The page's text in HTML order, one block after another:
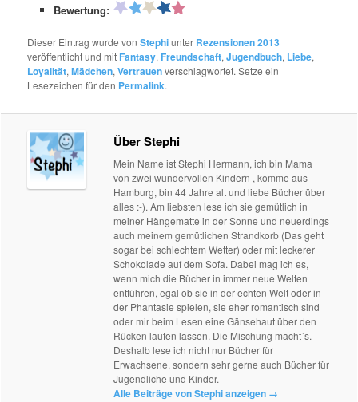
Bewertung:
Dieser Eintrag wurde vonStephiunter Rezensionen 2013
veröffentlicht und mit Fantasy, Freundschaft,Jugendbuch, Liebe,
Loyalität,Mädchen,Vertrauenverschlagwortet. Setze ein
Lesezeichen für den Permalink.
Über Stephi
Mein Name ist Stephi Hermann, ich bin Mama
von zwei wundervollen Kindern , komme aus
Hamburg, bin 44 Jahre alt und liebe Bücher über
alles :-). Am liebsten lese ich sie gemütlich in
meiner Hängematte in der Sonne und neuerdings
auch meinem gemütlichen Strandkorb (Das geht
sogar bei schlechtem Wetter) oder mit leckerer
Schokolade auf dem Sofa. Dabei mag ich es,
wenn mich die Bücher in immer neue Welten
entführen, egal ob sie in der echten Welt oder in
der Phantasie spielen, sie eher romantisch sind
oder mir beim Lesen eine Gänsehaut über den
Rücken laufen lassen. Die Mischung macht´s.
Deshalb lese ich nicht nur Bücher für
Erwachsene, sondern sehr gerne auch Bücher für
Jugendliche und Kinder.
Alle Beiträge von Stephi anzeigen →